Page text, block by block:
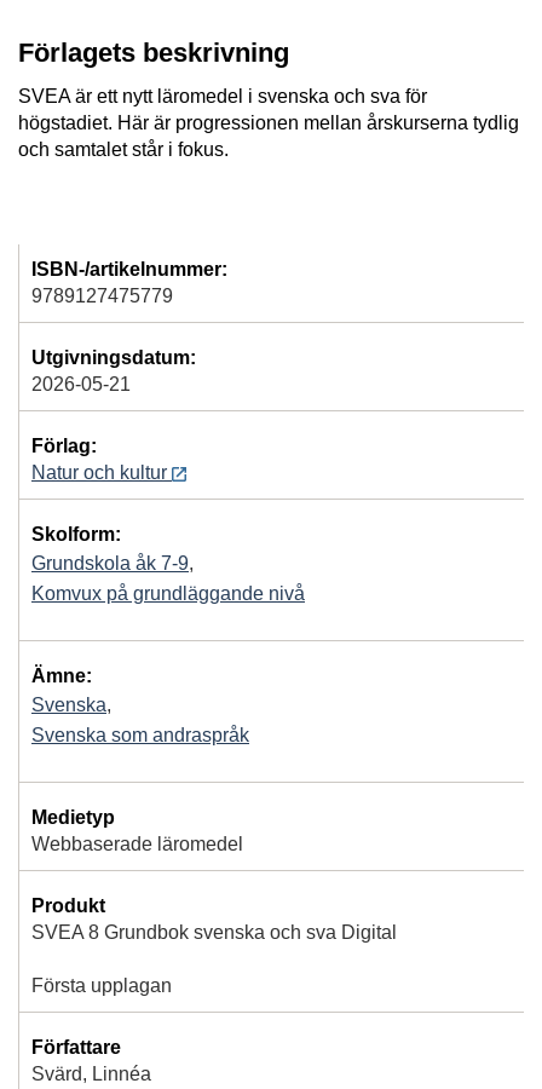
Förlagets beskrivning
SVEA är ett nytt läromedel i svenska och sva för
högstadiet. Här är progressionen mellan årskurserna tydlig
och samtalet står i fokus.
ISBN-/artikelnummer:
9789127475779
Utgivningsdatum:
2026-05-21
Förlag:
Natur och kultur
Skolform:
Grundskola åk 7-9,
Komvux på grundläggande nivå
Ämne:
Svenska,
Svenska som andraspråk
Medietyp
Webbaserade läromedel
Produkt
SVEA 8 Grundbok svenska och sva Digital
Första upplagan
Författare
Svärd, Linnéa